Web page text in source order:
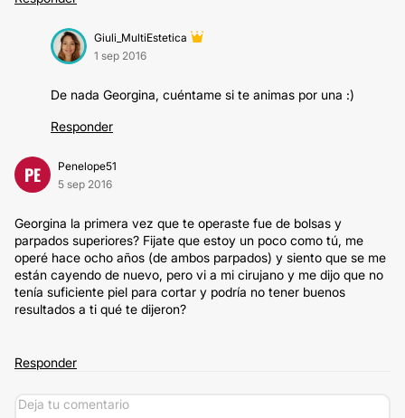
Giuli_MultiEstetica
1 sep 2016
De nada Georgina, cuéntame si te animas por una :)
Responder
PE
Penelope51
5 sep 2016
Georgina la primera vez que te operaste fue de bolsas y
parpados superiores? Fijate que estoy un poco como tú, me
operé hace ocho años (de ambos parpados) y siento que se me
están cayendo de nuevo, pero vi a mi cirujano y me dijo que no
tenía suficiente piel para cortar y podría no tener buenos
resultados a ti qué te dijeron?
Responder